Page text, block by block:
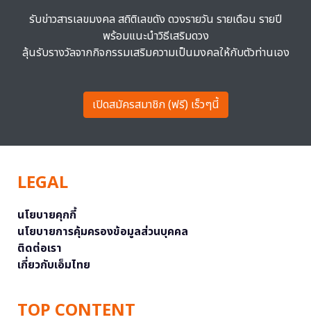
รับข่าวสารเลขมงคล สถิติเลขดัง ดวงรายวัน รายเดือน รายปี
พร้อมแนะนำวิธีเสริมดวง
ลุ้นรับรางวัลจากกิจกรรมเสริมความเป็นมงคลให้กับตัวท่านเอง
เปิดสมัครสมาชิก (ฟรี) เร็วๆนี้
LEGAL
นโยบายคุกกี้
นโยบายการคุ้มครองข้อมูลส่วนบุคคล
ติดต่อเรา
เกี่ยวกับเอ็มไทย
TOP CONTENT